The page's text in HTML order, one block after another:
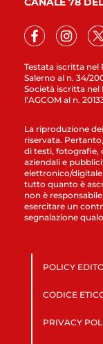
Testata iscritta nel
Salerno al n. 34/
Società iscritta nel
l’AGCOM al n.
La riproduzione
riservata.
di testi, fotografie,
aziendali e
elettronico/
tutto quanto è
non è
esercitare un
segnalazione
POLICY
CODICE
PRIVACY